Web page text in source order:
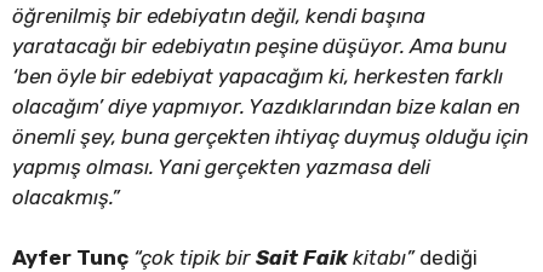
öğrenilmiş bir edebiyatın değil, kendi başına
yaratacağı bir edebiyatın peşine düşüyor. Ama bunu
‘ben öyle bir edebiyat yapacağım ki, herkesten farklı
olacağım’ diye yapmıyor. Yazdıklarından bize kalan en
önemli şey, buna gerçekten ihtiyaç duymuş olduğu için
yapmış olması. Yani gerçekten yazmasa deli
olacakmış.”
Ayfer Tunç “çok tipik bir Sait Faikkitabı”dediği